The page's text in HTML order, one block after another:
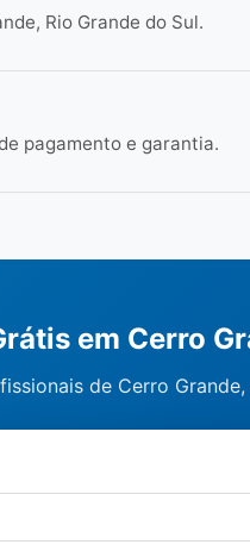
Rio Grande do Sul.
pagamento e garantia.
em Cerro
de Cerro Grande,